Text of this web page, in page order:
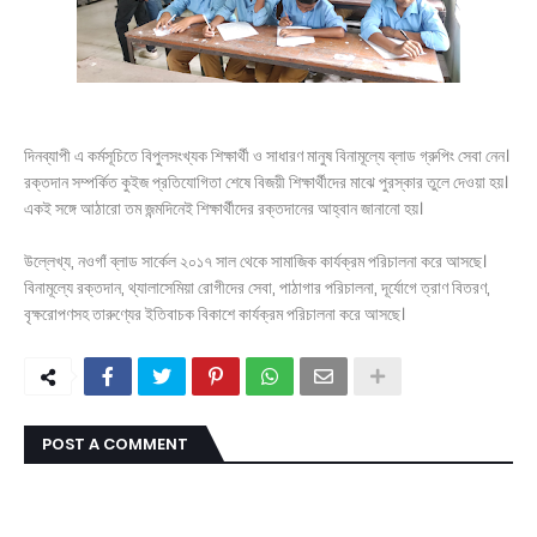
দিনব্যাপী এ কর্মসূচিতে বিপুলসংখ্যক শিক্ষার্থী ও সাধারণ মানুষ বিনামূল্যে ব্লাড গ্রুপিং সেবা নেন।
রক্তদান সম্পর্কিত কুইজ প্রতিযোগিতা শেষে বিজয়ী শিক্ষার্থীদের মাঝে পুরস্কার তুলে দেওয়া হয়।
একই সঙ্গে আঠারো তম জন্মদিনেই শিক্ষার্থীদের রক্তদানের আহ্বান জানানো হয়।
উল্লেখ্য, নওগাঁ ব্লাড সার্কেল ২০১৭ সাল থেকে সামাজিক কার্যক্রম পরিচালনা করে আসছে।
বিনামূল্যে রক্তদান, থ্যালাসেমিয়া রোগীদের সেবা, পাঠাগার পরিচালনা, দূর্যোগে ত্রাণ বিতরণ,
বৃক্ষরোপণসহ তারুণ্যের ইতিবাচক বিকাশে কার্যক্রম পরিচালনা করে আসছে।
POST A COMMENT